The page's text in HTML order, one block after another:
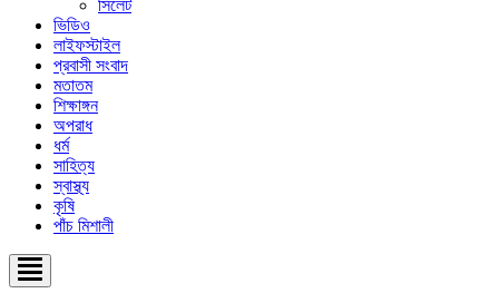
সিলেট
ভিডিও
লাইফস্টাইল
প্রবাসী সংবাদ
মতাতম
শিক্ষাঙ্গন
অপরাধ
ধর্ম
সাহিত্য
স্বাস্থ্য
কৃষি
পাঁচ মিশালী